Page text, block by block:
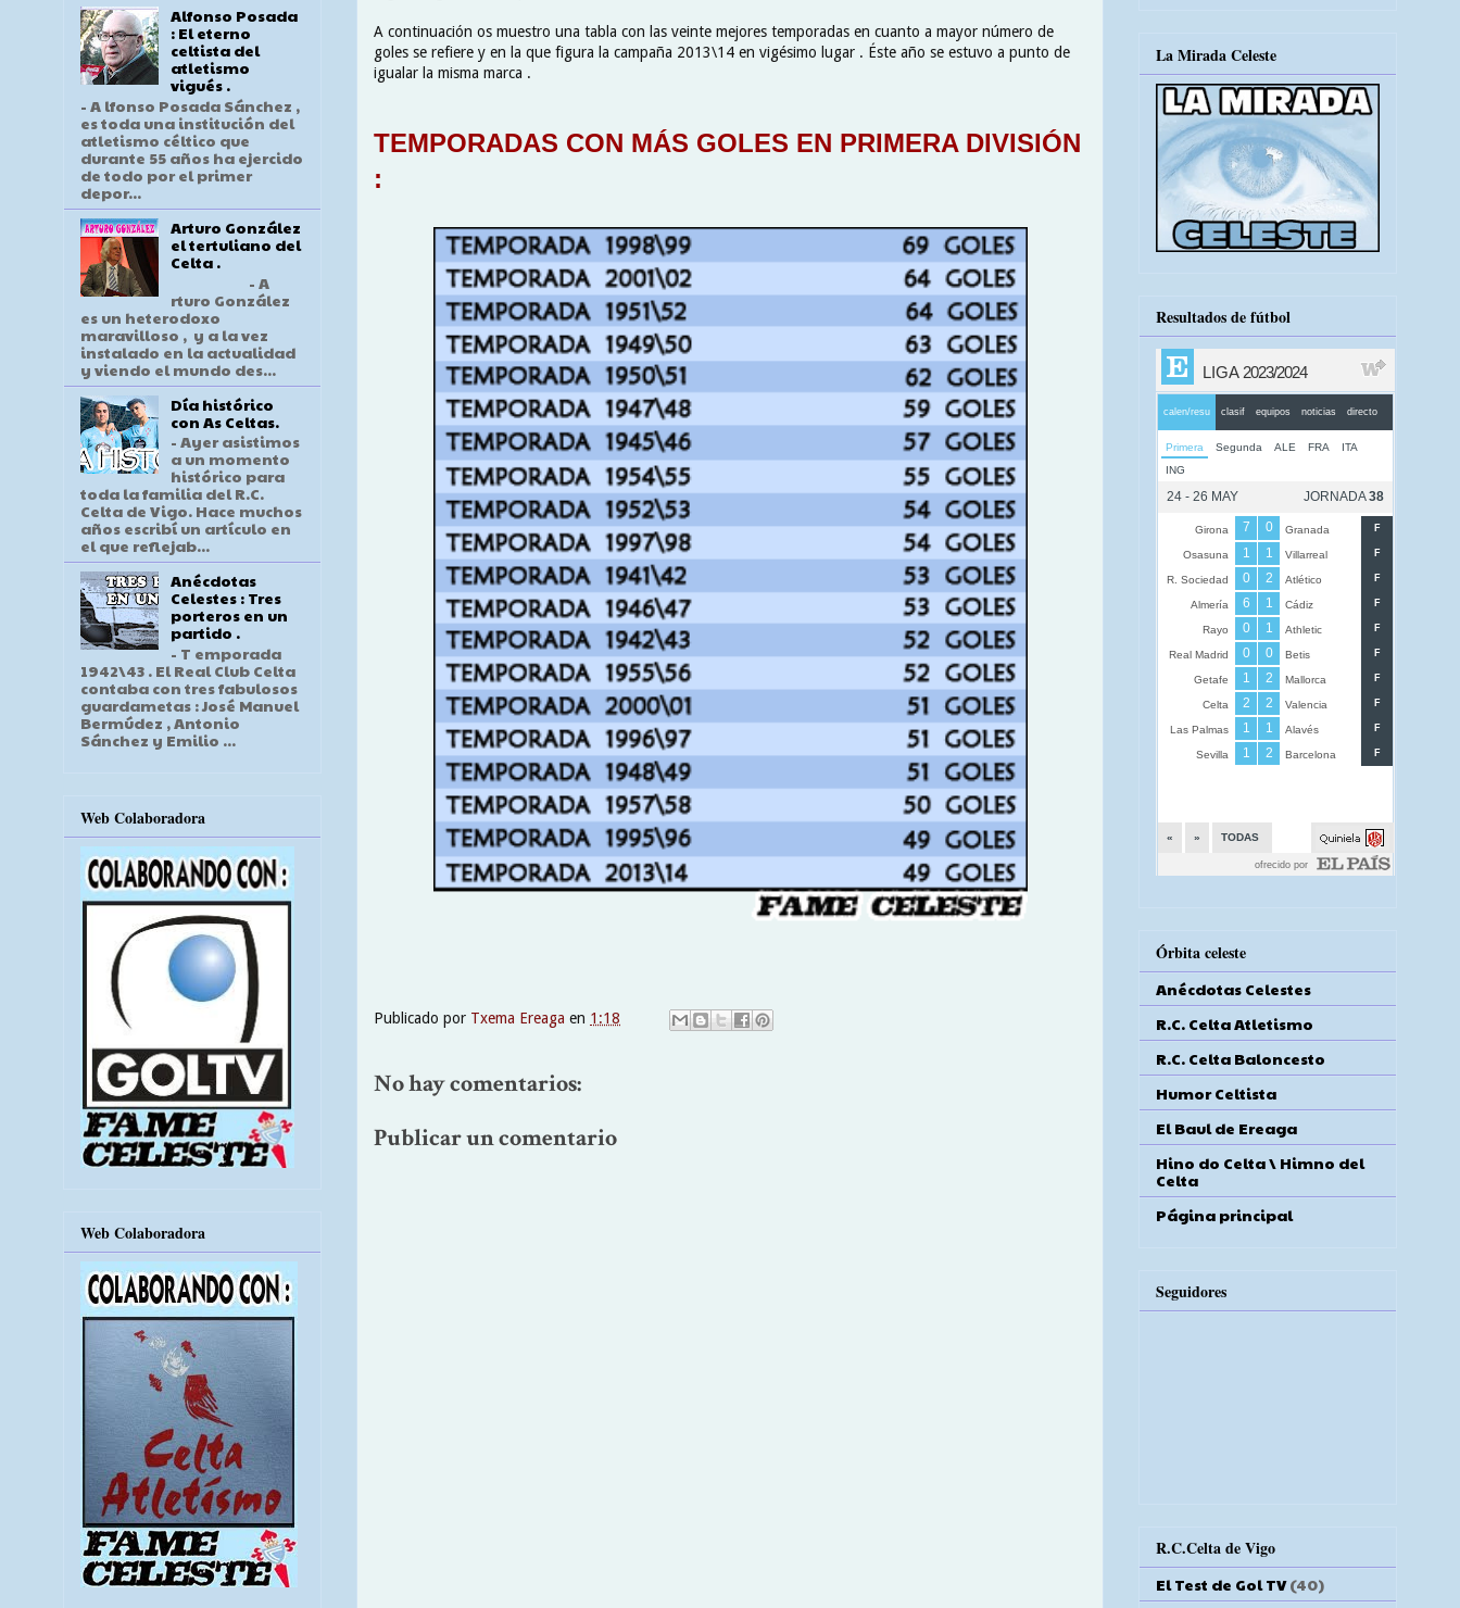
A continuación os muestro una tabla con las veinte mejores temporadas en cuanto a mayor número de
goles se refiere y en la que figura la campaña 2013\14 en vigésimo lugar . Éste año se estuvo a punto de
igualar la misma marca .
TEMPORADAS CON MÁS GOLES EN PRIMERA DIVISIÓN
:
Publicado por Txema Ereaga en 1:18
No hay comentarios:
Publicar un comentario
Alfonso Posada
: El eterno
celtista del
atletismo
vigués .
- A lfonso Posada Sánchez ,
es toda una institución del
atletismo céltico que
durante 55 años ha ejercido
de todo por el primer
depor...
Arturo González
el tertuliano del
Celta .
- A
rturo González
es un heterodoxo
maravilloso , y a la vez
instalado en la actualidad
y viendo el mundo des...
Día histórico
con As Celtas.
- Ayer asistimos
a un momento
histórico para
toda la familia del R.C.
Celta de Vigo. Hace muchos
años escribí un artículo en
el que reflejab...
Anécdotas
Celestes : Tres
porteros en un
partido .
- T emporada
1942\43 . El Real Club Celta
contaba con tres fabulosos
guardametas : José Manuel
Bermúdez , Antonio
Sánchez y Emilio ...
Web Colaboradora
Web Colaboradora
La Mirada Celeste
Resultados de fútbol
Órbita celeste
Anécdotas Celestes
R.C. Celta Atletismo
R.C. Celta Baloncesto
Humor Celtista
El Baul de Ereaga
Hino do Celta \ Himno del
Celta
Página principal
Seguidores
R.C.Celta de Vigo
El Test de Gol TV (40)